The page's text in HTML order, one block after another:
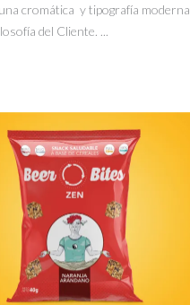
cromática y tipografía moderna
del Cliente. ...